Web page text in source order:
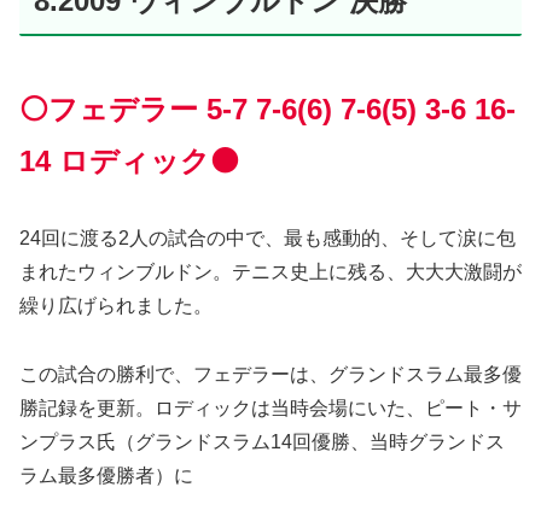
⚪️フェデラー 5-7 7-6(6) 7-6(5) 3-6 16-
14 ロディック⚫️
24回に渡る2人の試合の中で、最も感動的、そして涙に包
まれたウィンブルドン。テニス史上に残る、大大大激闘が
繰り広げられました。
この試合の勝利で、フェデラーは、グランドスラム最多優
勝記録を更新。ロディックは当時会場にいた、ピート・サ
ンプラス氏（グランドスラム14回優勝、当時グランドス
ラム最多優勝者）に